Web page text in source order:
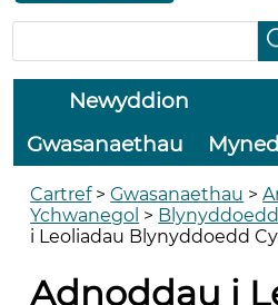
Newyddion
Gwasanaethau
Cartref>Gwasanaethau >
Ychwanegol >
i Leoliadau Blynyddoedd
Adnoddau i